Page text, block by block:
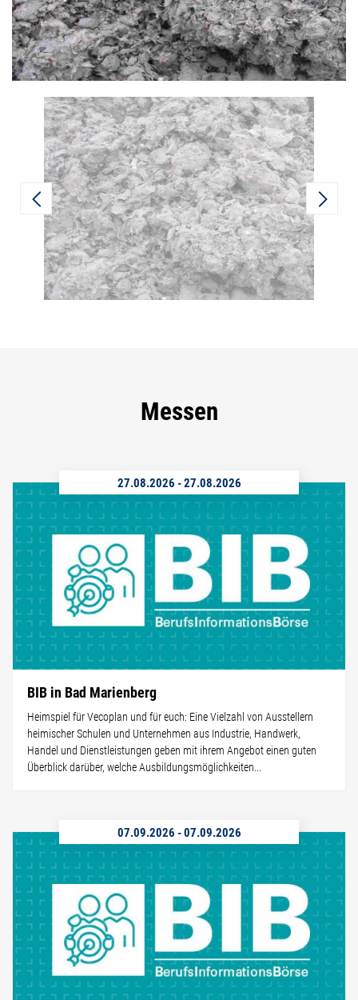
Messen
27.08.2026 -27.08.2026
BIB in Bad Marienberg
Heimspiel für Vecoplan und für euch: Eine Vielzahl von Ausstellern
heimischer Schulen und Unternehmen aus Industrie, Handwerk,
Handel und Dienstleistungen geben mit ihrem Angebot einen guten
Überblick darüber, welche Ausbildungsmöglichkeiten...
07.09.2026 -07.09.2026